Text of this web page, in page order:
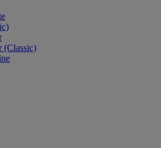
(Classic)